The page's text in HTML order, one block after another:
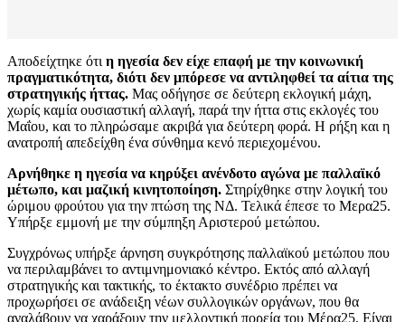
Αποδείχτηκε ότι η ηγεσία δεν είχε επαφή με την κοινωνική
πραγματικότητα, διότι δεν μπόρεσε να αντιληφθεί τα αίτια της
στρατηγικής ήττας. Μας οδήγησε σε δεύτερη εκλογική μάχη,
χωρίς καμία ουσιαστική αλλαγή, παρά την ήττα στις εκλογές του
Μαΐου, και το πληρώσαμε ακριβά για δεύτερη φορά. Η ρήξη και η
ανατροπή απεδείχθη ένα σύνθημα κενό περιεχομένου.
Αρνήθηκε η ηγεσία να κηρύξει ανένδοτο αγώνα με παλλαϊκό
μέτωπο, και μαζική κινητοποίηση. Στηρίχθηκε στην λογική του
ώριμου φρούτου για την πτώση της ΝΔ. Τελικά έπεσε το Μερα25.
Υπήρξε εμμονή με την σύμπηξη Αριστερού μετώπου.
Συγχρόνως υπήρξε άρνηση συγκρότησης παλλαϊκού μετώπου που
να περιλαμβάνει το αντιμνημονιακό κέντρο. Εκτός από αλλαγή
στρατηγικής και τακτικής, το έκτακτο συνέδριο πρέπει να
προχωρήσει σε ανάδειξη νέων συλλογικών οργάνων, που θα
αναλάβουν να χαράξουν την μελλοντική πορεία του Μέρα25. Είναι